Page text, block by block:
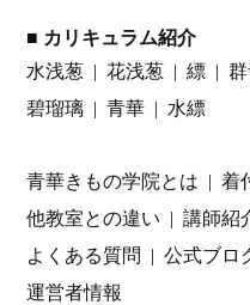
■ カリキュラム紹介
水浅葱
花浅葱 縹
碧瑠璃
青華 水縹
青華きもの学院とは 着
他教室との違い
講師紹
よくある質問
公式ブロ
運営者情報